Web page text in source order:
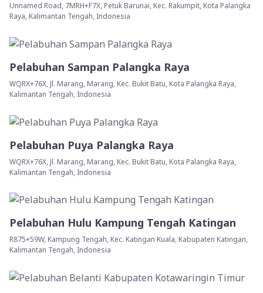
Unnamed Road, 7MRH+F7X, Petuk Barunai, Kec. Rakumpit, Kota Palangka
Raya, Kalimantan Tengah, Indonesia
Pelabuhan Sampan Palangka Raya
WQRX+76X, Jl. Marang, Marang, Kec. Bukit Batu, Kota Palangka Raya,
Kalimantan Tengah, Indonesia
Pelabuhan Puya Palangka Raya
WQRX+76X, Jl. Marang, Marang, Kec. Bukit Batu, Kota Palangka Raya,
Kalimantan Tengah, Indonesia
Pelabuhan Hulu Kampung Tengah Katingan
R875+59W, Kampung Tengah, Kec. Katingan Kuala, Kabupaten Katingan,
Kalimantan Tengah, Indonesia